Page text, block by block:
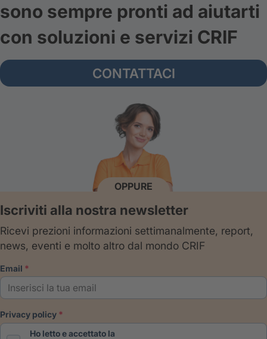
sono sempre pronti ad aiutarti
con soluzioni e servizi CRIF
CONTATTACI
OPPURE
Iscriviti alla nostra newsletter
Ricevi prezioni informazioni settimanalmente, report,
news, eventi e molto altro dal mondo CRIF
email
privacy policy
Ho letto e accettato la